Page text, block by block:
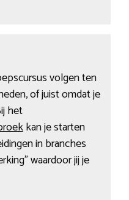
volgen ten
of juist omdat je
het
kan je starten
in branches
waardoor jij je